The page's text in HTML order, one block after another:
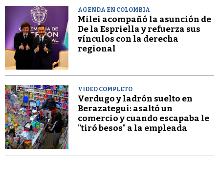
AGENDA EN COLOMBIA
Milei acompañó la asunción de
De la Espriella y refuerza sus
vínculos con la derecha
regional
VIDEO COMPLETO
Verdugo y ladrón suelto en
Berazategui: asaltó un
comercio y cuando escapaba le
"tiró besos" a la empleada